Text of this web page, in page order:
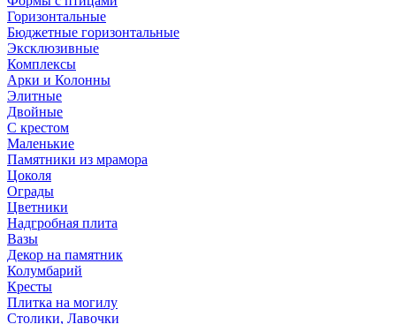
Горизонтальные
Бюджетные горизонтальные
Эксклюзивные
Комплексы
Арки и Колонны
Элитные
Двойные
С крестом
Маленькие
Памятники из мрамора
Цоколя
Ограды
Цветники
Надгробная плита
Вазы
Декор на памятник
Колумбарий
Кресты
Плитка на могилу
Столики, Лавочки